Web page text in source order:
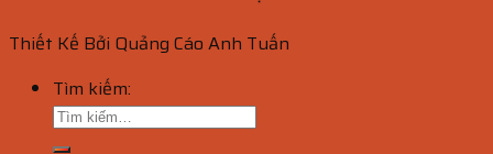
Thiết Kế Bởi Quảng Cáo Anh Tuấn
Tìm kiếm: